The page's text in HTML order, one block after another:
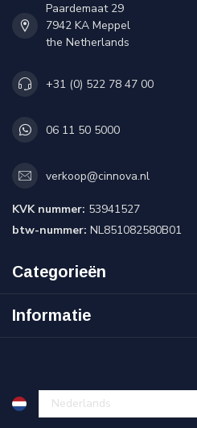
Paardemaat 29
7942 KA Meppel
the Netherlands
+31 (0) 522 78 47 00
06 11 50 5000
verkoop@cinnova.nl
KVK nummer: 53941527
btw-nummer: NL851082580B01
Categorieën
Informatie